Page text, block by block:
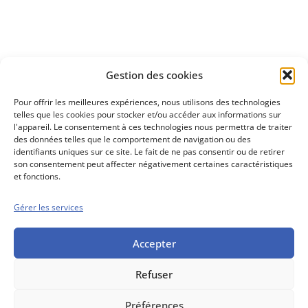
Gestion des cookies
Pour offrir les meilleures expériences, nous utilisons des technologies
telles que les cookies pour stocker et/ou accéder aux informations sur
l'appareil. Le consentement à ces technologies nous permettra de traiter
des données telles que le comportement de navigation ou des
identifiants uniques sur ce site. Le fait de ne pas consentir ou de retirer
son consentement peut affecter négativement certaines caractéristiques
et fonctions.
Gérer les services
Accepter
Refuser
Préférences
Découvrez
Conseils boursiers depuis 1952
Propos Utiles est
une publication
Conditions générales de vente